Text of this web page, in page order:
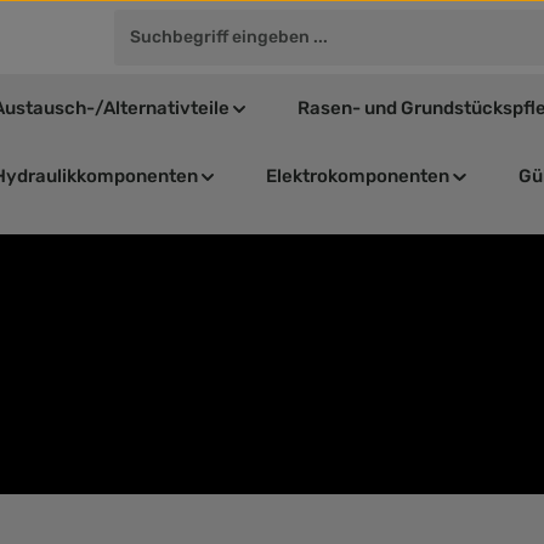
Alternativteile Rasen- und
Elektrokomponenten